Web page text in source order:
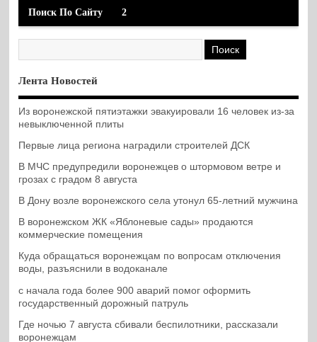
Поиск По Сайту 2
Лента Новостей
Из воронежской пятиэтажки эвакуировали 16 человек из-за
невыключенной плиты
Первые лица региона наградили строителей ДСК
В МЧС предупредили воронежцев о штормовом ветре и
грозах с градом 8 августа
В Дону возле воронежского села утонул 65-летний мужчина
В воронежском ЖК «Яблоневые сады» продаются
коммерческие помещения
Куда обращаться воронежцам по вопросам отключения
воды, разъяснили в водоканале
с начала года более 900 аварий помог оформить
государственный дорожный патруль
Где ночью 7 августа сбивали беспилотники, рассказали
воронежцам